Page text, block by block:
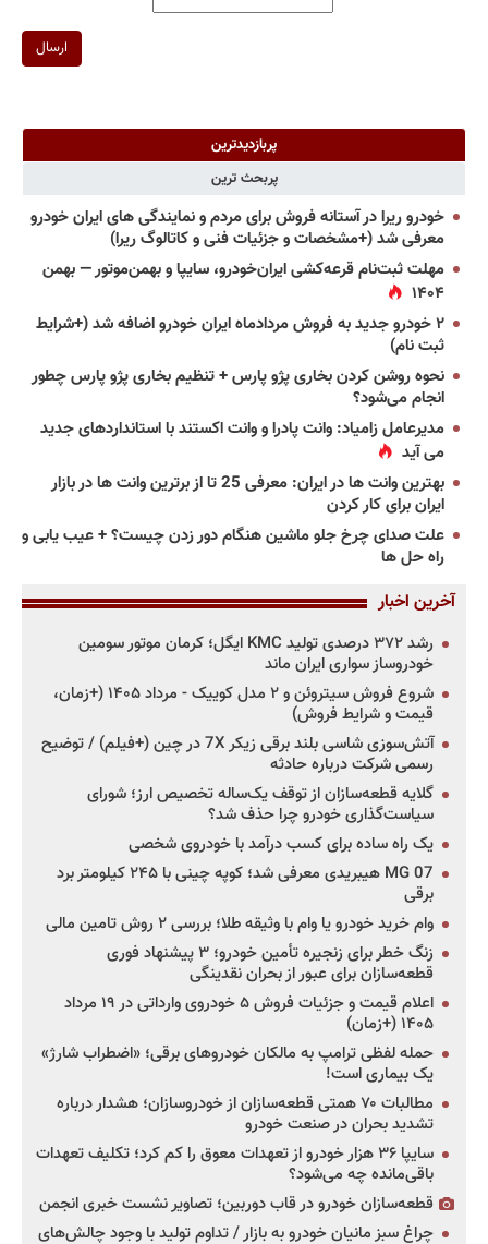
ارسال
پربازدیدترین
پربحث ترین
خودرو ریرا در آستانه فروش برای مردم و نمایندگی های ایران خودرو
معرفی شد (+مشخصات و جزئیات فنی و کاتالوگ ریرا)
مهلت ثبت‌نام قرعه‌کشی ایران‌خودرو، سایپا و بهمن‌موتور — بهمن
۱۴۰۴
۲ خودرو جدید به فروش مردادماه ایران خودرو اضافه شد (+شرایط
ثبت نام)
نحوه روشن کردن بخاری پژو پارس + تنظیم بخاری پژو پارس چطور
انجام می‌شود؟
مدیرعامل زامیاد: وانت پادرا و وانت اکستند با استانداردهای جدید
می آید
بهترین وانت ها در ایران: معرفی 25 تا از برترین وانت ها در بازار
ایران برای کار کردن
علت صدای چرخ جلو ماشین هنگام دور زدن چیست؟ + عیب یابی و
راه حل ها
آخرین اخبار
رشد ۳۷۲ درصدی تولید KMC ایگل؛ کرمان موتور سومین
خودروساز سواری ایران ماند
شروع فروش سیتروئن و ۲ مدل کوییک - مرداد ۱۴۰۵ (+زمان،
قیمت و شرایط فروش)
آتش‌سوزی شاسی بلند برقی زیکر 7X در چین (+فیلم) / توضیح
رسمی شرکت درباره حادثه
گلایه قطعه‌سازان از توقف یک‌ساله تخصیص ارز؛ شورای
سیاست‌گذاری خودرو چرا حذف شد؟
یک راه ساده برای کسب درآمد با خودروی شخصی
MG 07 هیبریدی معرفی شد؛ کوپه چینی با ۲۴۵ کیلومتر برد
برقی
وام خرید خودرو یا وام با وثیقه طلا؛ بررسی ۲ روش تامین مالی
زنگ خطر برای زنجیره تأمین خودرو؛ ۳ پیشنهاد فوری
قطعه‌سازان برای عبور از بحران نقدینگی
اعلام قیمت و جزئیات فروش ۵ خودروی وارداتی در ۱۹ مرداد
۱۴۰۵ (+زمان)
حمله لفظی ترامپ به مالکان خودروهای برقی؛ «اضطراب شارژ»
یک بیماری است!
مطالبات ۷۰ همتی قطعه‌سازان از خودروسازان؛ هشدار درباره
تشدید بحران در صنعت خودرو
سایپا ۳۶ هزار خودرو از تعهدات معوق را کم کرد؛ تکلیف تعهدات
باقی‌مانده چه می‌شود؟
قطعه‌سازان خودرو در قاب دوربین؛ تصاویر نشست خبری انجمن
چراغ سبز مانیان خودرو به بازار / تداوم تولید با وجود چالش‌های